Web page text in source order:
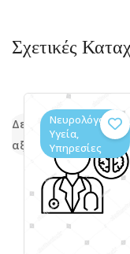
Σχετικές
Δεν υπάρχουν ακόμα
αξιολογήσεις
Νευρολόγοι,
Υγεία,
Υπηρεσίες